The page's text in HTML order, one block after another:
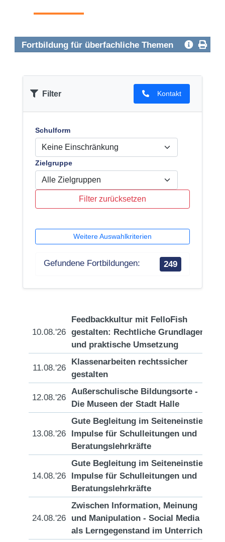
Fortbildung für überfachliche Themen
Filter Kontakt
Schulform
Zielgruppe
Filter zurücksetzen
Weitere Auswahlkriterien
Gefundene Fortbildungen: 249
10.08.'26
Feedbackkultur mit FelloFish
gestalten: Rechtliche Grundlagen
und praktische Umsetzung
11.08.'26
Klassenarbeiten rechtssicher
gestalten
12.08.'26
Außerschulische Bildungsorte -
Die Museen der Stadt Halle
13.08.'26
Gute Begleitung im Seiteneinstieg:
Impulse für Schulleitungen und
Beratungslehrkräfte
14.08.'26
Gute Begleitung im Seiteneinstieg:
Impulse für Schulleitungen und
Beratungslehrkräfte
24.08.'26
Zwischen Information, Meinung
und Manipulation - Social Media
als Lerngegenstand im Unterricht